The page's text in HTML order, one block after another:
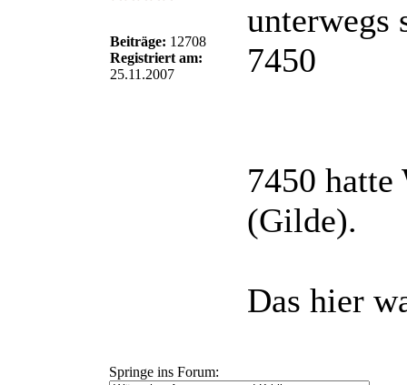
Beiträge: 12708
Registriert am:
25.11.2007
unterwegs
7450
7450
(Gilde).
Das hier
Springe ins Forum: